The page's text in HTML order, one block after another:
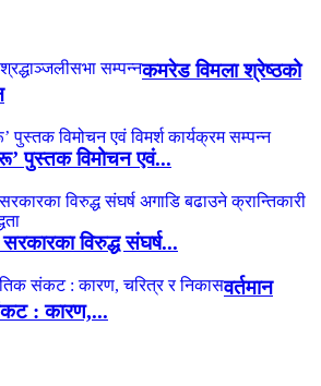
कमरेड विमला श्रेष्ठको
पुस्तक विमोचन एवं...
विरुद्ध संघर्ष...
वर्तमान
: कारण,...